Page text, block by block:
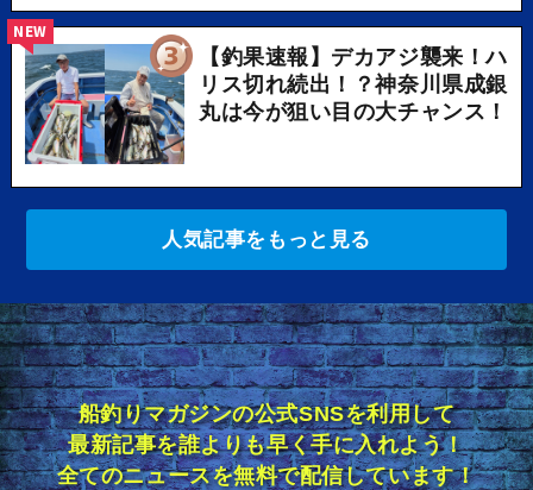
【釣果速報】デカアジ襲来！ハ
リス切れ続出！？神奈川県成銀
丸は今が狙い目の大チャンス！
NEW
人気記事をもっと見る
船釣りマガジンの公式SNSを利用して
最新記事を誰よりも早く手に入れよう！
全てのニュースを無料で配信しています！